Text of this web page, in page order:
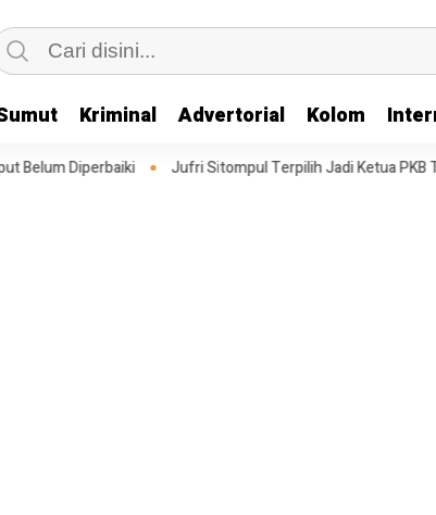
Kriminal Advertorial Kolom
Jufri Sitompul Terpilih Jadi Ketua PKB Taput: Memperkuat